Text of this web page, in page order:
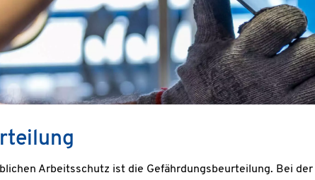
Arbeitsschutz ist die Gefährdungsbeurteilung. Bei